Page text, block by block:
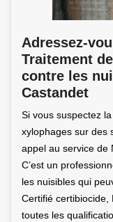
Adressez-
Traitement
contre les
Castandet
Si vous suspectez
xylophages sur des
appel au service de
C’est un
les nuisibles qui
Certifié certibiocide,
toutes les